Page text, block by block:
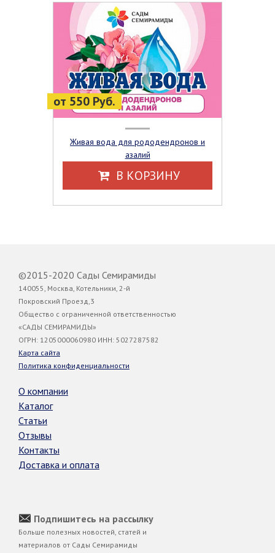
от 550 Руб.
Живая вода для рододендронов и
азалий
В КОРЗИНУ
©2015-2020 Сады Семирамиды
140055, Москва, Котельники, 2-й
Покровский Проезд,3
Общество с ограниченной ответственностью
«САДЫ СЕМИРАМИДЫ»
ОГРН: 1205000060980 ИНН: 5027287582
Карта сайта
Политика конфиденциальности
О компании
Каталог
Статьи
Отзывы
Контакты
Доставка и оплата
Подпишитесь на рассылку
Больше полезных новостей, статей и
материалов от Сады Семирамиды